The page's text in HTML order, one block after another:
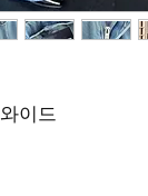
이드